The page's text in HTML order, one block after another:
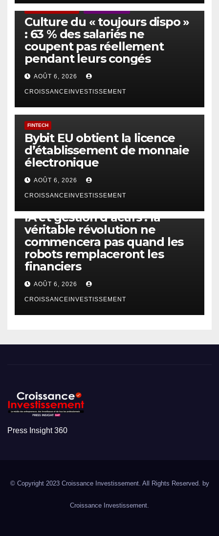
Culture du « toujours dispo »
: 63 % des salariés ne
coupent pas réellement
pendant leurs congés
AOÛT 6, 2026
CROISSANCEINVESTISSEMENT
FINTECH
Bybit EU obtient la licence
d’établissement de monnaie
électronique
AOÛT 6, 2026
CROISSANCEINVESTISSEMENT
IA et gestion d’actifs : la
véritable révolution ne
commencera pas quand les
robots remplaceront les
financiers
AOÛT 6, 2026
CROISSANCEINVESTISSEMENT
Press Insight 360
© Copyright 2023 Croissance Investissement. All Rights Reserved. by
Croissance Investissement.